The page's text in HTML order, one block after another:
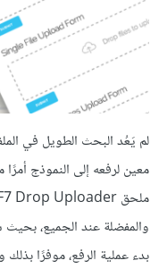
لم يَعُد البحث الطويل في
والمفضلة عند الجميع،
بدء عملية الرفع، موفرًا